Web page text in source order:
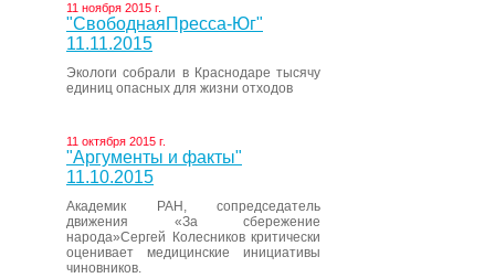
11 ноября 2015 г.
"СвободнаяПресса-Юг"
11.11.2015
Экологи собрали в Краснодаре тысячу
единиц опасных для жизни отходов
11 октября 2015 г.
"Аргументы и факты"
11.10.2015
Академик РАН, сопредседатель
движения «За сбережение
народа»Сергей Колесников критически
оценивает медицинские инициативы
чиновников.